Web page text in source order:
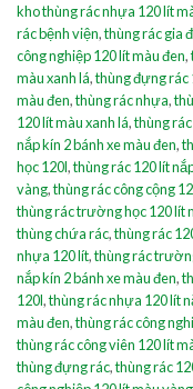
kho thùng rác nhựa 120 lít
rác bệnh viện,thùng rác gia
công nghiệp 120 lít màu đen,
màu xanh lá,thùng đựng rác
màu đen,thùng rác nhựa,
120 lít màu xanh lá,thùng
nắp kín 2 bánh xe màu đen,
học 120l,thùng rác 120 lít
vàng,thùng rác công cộng
thùng rác trường học 120 lít
thùng chứa rác,thùng rác
nhựa 120 lít,thùng rác
nắp kín 2 bánh xe màu đen,
120l,thùng rác nhựa 120 lít
màu đen,thùng rác công
thùng rác công viên 120 lít
thùng đựng rác,thùng rác